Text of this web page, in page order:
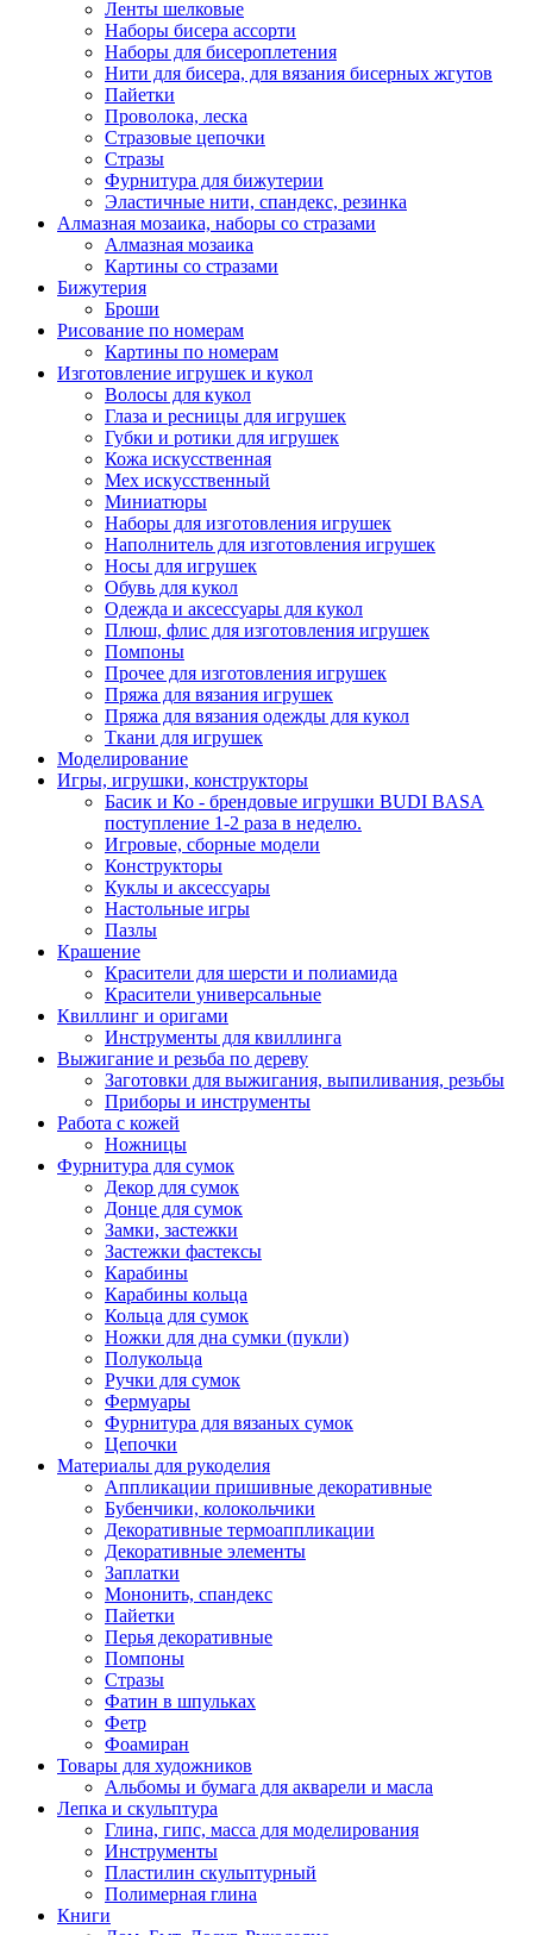
Ленты шелковые
Наборы бисера ассорти
Наборы для бисероплетения
Нити для бисера, для вязания бисерных жгутов
Пайетки
Проволока, леска
Стразовые цепочки
Стразы
Фурнитура для бижутерии
Эластичные нити, спандекс, резинка
Алмазная мозаика, наборы со стразами
Алмазная мозаика
Картины co стразами
Бижутерия
Броши
Рисование по номерам
Картины по номерам
Изготовление игрушек и кукол
Волосы для кукол
Глаза и ресницы для игрушек
Губки и ротики для игрушек
Кожа искусственная
Мех искусственный
Миниатюры
Наборы для изготовления игрушек
Наполнитель для изготовления игрушек
Носы для игрушек
Обувь для кукол
Одежда и аксессуары для кукол
Плюш, флис для изготовления игрушек
Помпоны
Прочее для изготовления игрушек
Пряжа для вязания игрушек
Пряжа для вязания одежды для кукол
Ткани для игрушек
Моделирование
Игры, игрушки, конструкторы
Басик и Ко - брендовые игрушки BUDI BASA
поступление 1-2 раза в неделю.
Игровые, сборные модели
Конструкторы
Куклы и аксессуары
Настольные игры
Пазлы
Крашение
Красители для шерсти и полиамида
Красители универсальные
Квиллинг и оригами
Инструменты для квиллинга
Выжигание и резьба по дереву
Заготовки для выжигания, выпиливания, резьбы
Приборы и инструменты
Работа с кожей
Ножницы
Фурнитура для сумок
Декор для сумок
Донце для сумок
Замки, застежки
Застежки фастексы
Карабины
Карабины кольца
Кольца для сумок
Ножки для дна сумки (пукли)
Полукольца
Ручки для сумок
Фермуары
Фурнитура для вязаных сумок
Цепочки
Материалы для рукоделия
Аппликации пришивные декоративные
Бубенчики, колокольчики
Декоративные термоаппликации
Декоративные элементы
Заплатки
Мононить, спандекс
Пайетки
Перья декоративные
Помпоны
Стразы
Фатин в шпульках
Фетр
Фоамиран
Товары для художников
Альбомы и бумага для акварели и масла
Лепка и скульптура
Глина, гипс, масса для моделирования
Инструменты
Пластилин скульптурный
Полимерная глина
Книги